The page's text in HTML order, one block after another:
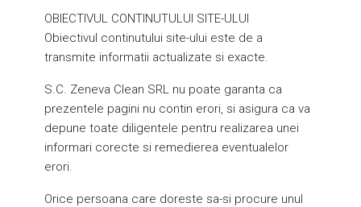
OBIECTIVUL CONTINUTULUI SITE-ULUI
Obiectivul continutului site-ului este de a
transmite informatii actualizate si exacte.
S.C. Zeneva Clean SRL nu poate garanta ca
prezentele pagini nu contin erori, si asigura ca va
depune toate diligentele pentru realizarea unei
informari corecte si remedierea eventualelor
erori.
Orice persoana care doreste sa-si procure unul